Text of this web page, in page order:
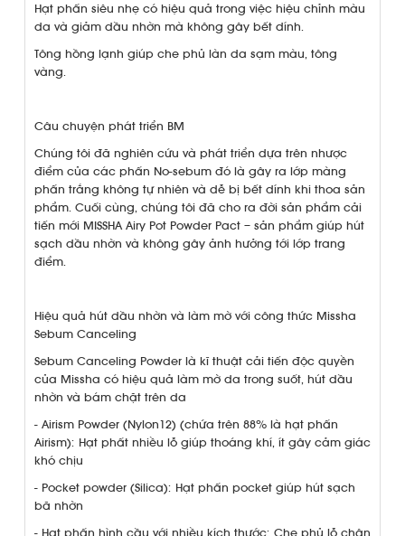
Hạt phấn siêu nhẹ có hiệu quả trong việc hiệu chỉnh màu
da và giảm dầu nhờn mà không gây bết dính.
Tông hồng lạnh giúp che phủ làn da sạm màu, tông
vàng.
Câu chuyện phát triển BM
Chúng tôi đã nghiên cứu và phát triển dựa trên nhược
điểm của các phấn No-sebum đó là gây ra lớp màng
phấn trắng không tự nhiên và dễ bị bết dính khi thoa sản
phẩm. Cuối cùng, chúng tôi đã cho ra đời sản phẩm cải
tiến mới MISSHA Airy Pot Powder Pact – sản phẩm giúp hút
sạch dầu nhờn và không gây ảnh hưởng tới lớp trang
điểm.
Hiệu quả hút dầu nhờn và làm mờ với công thức Missha
Sebum Canceling
Sebum Canceling Powder là kĩ thuật cải tiến độc quyền
của Missha có hiệu quả làm mờ da trong suốt, hút dầu
nhờn và bám chặt trên da
- Airism Powder (Nylon12) (chứa trên 88% là hạt phấn
Airism): Hạt phất nhiều lỗ giúp thoáng khí, ít gây cảm giác
khó chịu
- Pocket powder (Silica): Hạt phấn pocket giúp hút sạch
bã nhờn
- Hạt phấn hình cầu với nhiều kích thước: Che phủ lỗ chân